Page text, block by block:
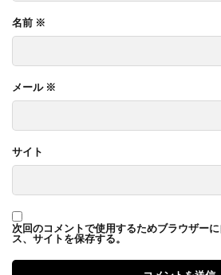
名前 ※
メール ※
サイト
次回のコメントで使用するためブラウザー
ス、サイトを保存する。